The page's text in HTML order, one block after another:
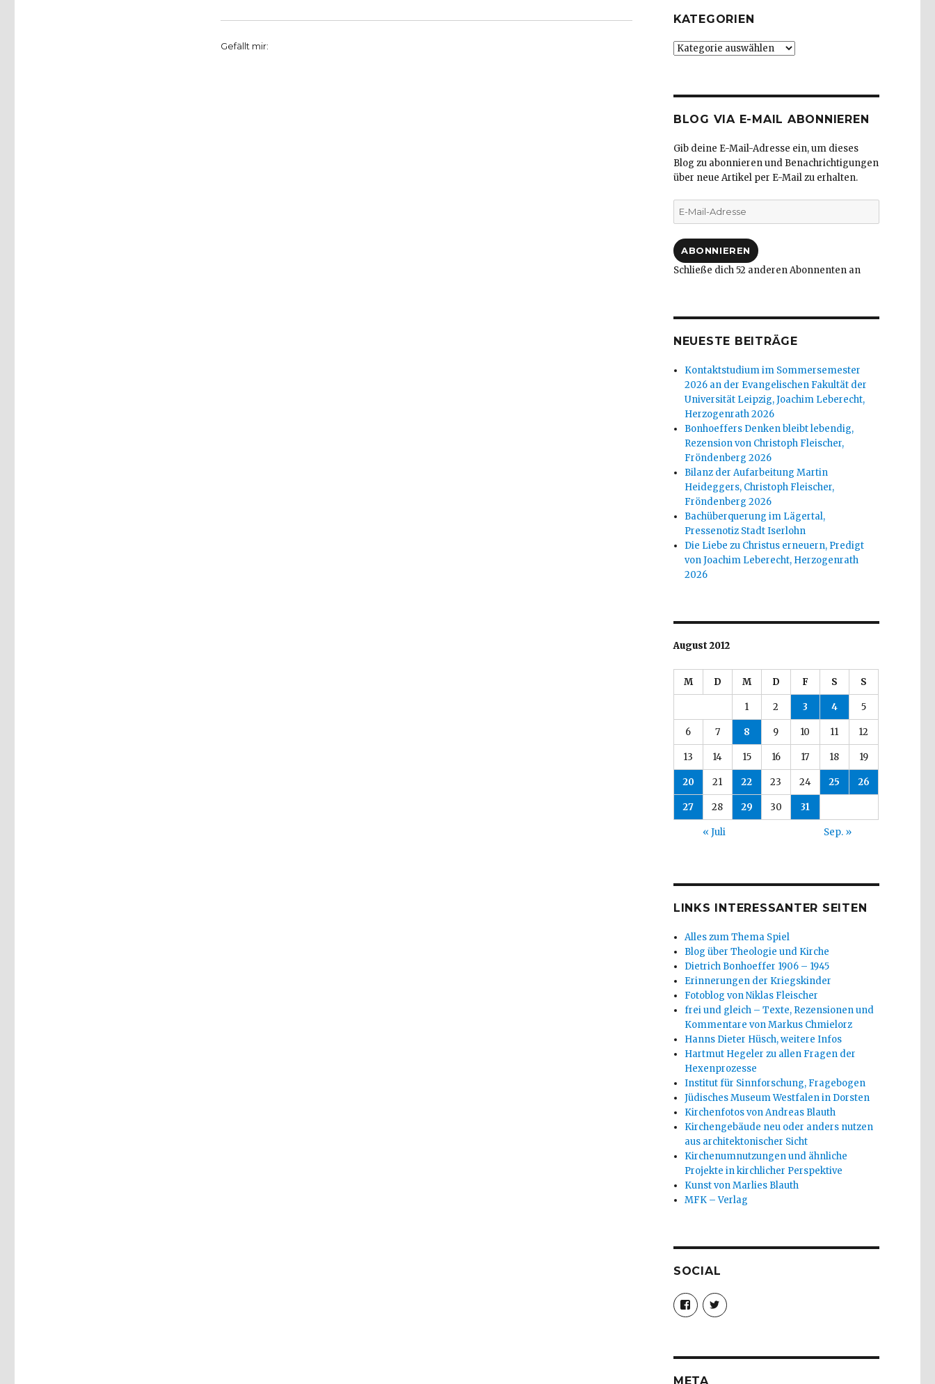
Gefällt mir:
KATEGORIEN
Kategorien
BLOG VIA E-MAIL ABONNIEREN
Gib deine E-Mail-Adresse ein, um dieses
Blog zu abonnieren und Benachrichtigungen
über neue Artikel per E-Mail zu erhalten.
E-
Mail-
ABONNIEREN
Schließe dich 52 anderen Abonnenten an
NEUESTE BEITRÄGE
Kontaktstudium im Sommersemester
2026 an der Evangelischen Fakultät der
Universität Leipzig, Joachim Leberecht,
Herzogenrath 2026
Bonhoeffers Denken bleibt lebendig,
Rezension von Christoph Fleischer,
Fröndenberg 2026
Bilanz der Aufarbeitung Martin
Heideggers, Christoph Fleischer,
Fröndenberg 2026
Bachüberquerung im Lägertal,
Pressenotiz Stadt Iserlohn
Die Liebe zu Christus erneuern, Predigt
von Joachim Leberecht, Herzogenrath
2026
August 2012
M D M D F S S
1 2 3 4 5
6 7 8 9 10 11 12
13 14 15 16 17 18 19
20 21 22 23 24 25 26
27 28 29 30 31
« Juli Sep. »
LINKS INTERESSANTER SEITEN
Alles zum Thema Spiel
Blog über Theologie und Kirche
Dietrich Bonhoeffer 1906 – 1945
Erinnerungen der Kriegskinder
Fotoblog von Niklas Fleischer
frei und gleich – Texte, Rezensionen und
Kommentare von Markus Chmielorz
Hanns Dieter Hüsch, weitere Infos
Hartmut Hegeler zu allen Fragen der
Hexenprozesse
Institut für Sinnforschung, Fragebogen
Jüdisches Museum Westfalen in Dorsten
Kirchenfotos von Andreas Blauth
Kirchengebäude neu oder anders nutzen
aus architektonischer Sicht
Kirchenumnutzungen und ähnliche
Projekte in kirchlicher Perspektive
Kunst von Marlies Blauth
MFK – Verlag
SOCIAL
Profil
von
christoph.fleischer1
anzeigen
Profil
von
anzeigen
META